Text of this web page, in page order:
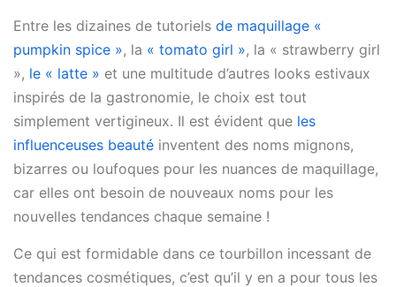
Entre les dizaines de tutoriels de maquillage «
pumpkin spice », la « tomato girl », la « strawberry girl
», le « latte » et une multitude d’autres looks estivaux
inspirés de la gastronomie, le choix est tout
simplement vertigineux. Il est évident que les
influenceuses beauté inventent des noms mignons,
bizarres ou loufoques pour les nuances de maquillage,
car elles ont besoin de nouveaux noms pour les
nouvelles tendances chaque semaine !
Ce qui est formidable dans ce tourbillon incessant de
tendances cosmétiques, c’est qu’il y en a pour tous les